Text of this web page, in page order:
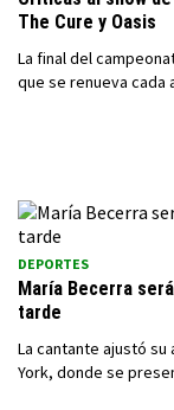
The Cure y Oasis
La final del
que se renueva cada
DEPORTES
María Becerra
tarde
La cantante ajustó su
York, donde se